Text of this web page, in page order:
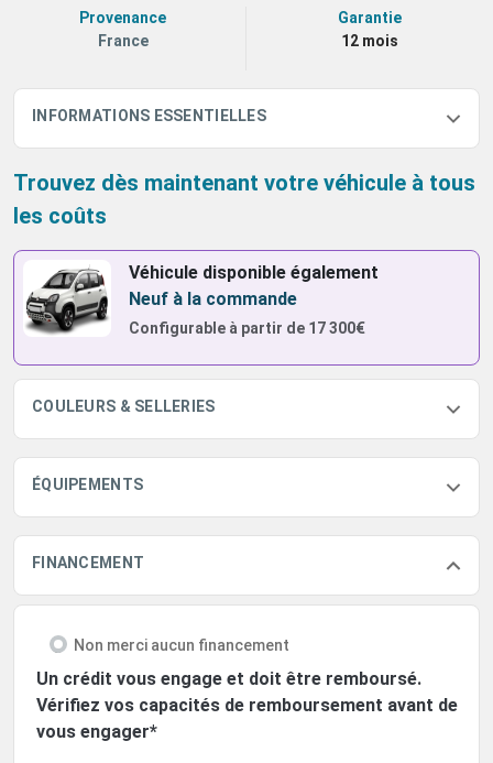
Provenance
France
Garantie
12 mois
INFORMATIONS ESSENTIELLES
Trouvez dès maintenant votre véhicule à tous
les coûts
Véhicule disponible également
Neuf à la commande
Configurable à partir de17 300€
COULEURS & SELLERIES
ÉQUIPEMENTS
FINANCEMENT
Non merci aucun financement
Un crédit vous engage et doit être remboursé.
Vérifiez vos capacités de remboursement avant de
vous engager*